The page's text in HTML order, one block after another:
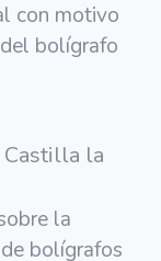
con motivo
bolígrafo
la
la
bolígrafos